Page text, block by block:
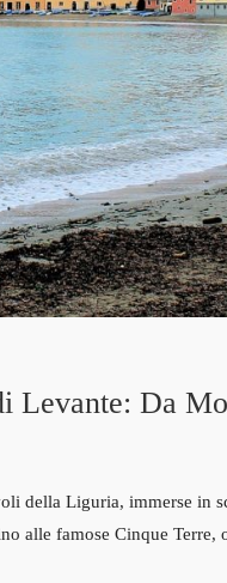
Levante: Da
della Liguria, immerse in
alle famose Cinque Terre,